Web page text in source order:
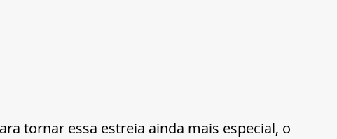
tornar essa estreia ainda mais especial, o